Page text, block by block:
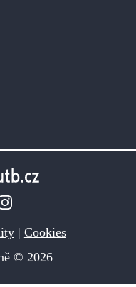
| Cookies
© 2026